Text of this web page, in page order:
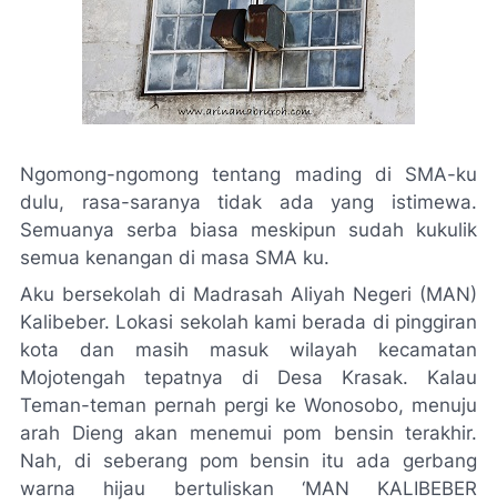
Ngomong-ngomong tentang mading di SMA-ku
dulu, rasa-saranya tidak ada yang istimewa.
Semuanya serba biasa meskipun sudah kukulik
semua kenangan di masa SMA ku.
Aku bersekolah di Madrasah Aliyah Negeri (MAN)
Kalibeber. Lokasi sekolah kami berada di pinggiran
kota dan masih masuk wilayah kecamatan
Mojotengah tepatnya di Desa Krasak. Kalau
Teman-teman pernah pergi ke Wonosobo, menuju
arah Dieng akan menemui pom bensin terakhir.
Nah, di seberang pom bensin itu ada gerbang
warna hijau bertuliskan ‘MAN KALIBEBER